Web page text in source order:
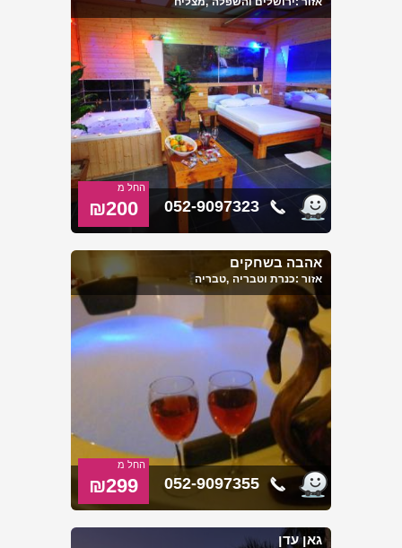
החל מ
₪200 052-9097323
החל מ
₪299 052-9097355
אהבה בשחקים
אזור :כנרת וטבריה ,טבריה
גאן עדן